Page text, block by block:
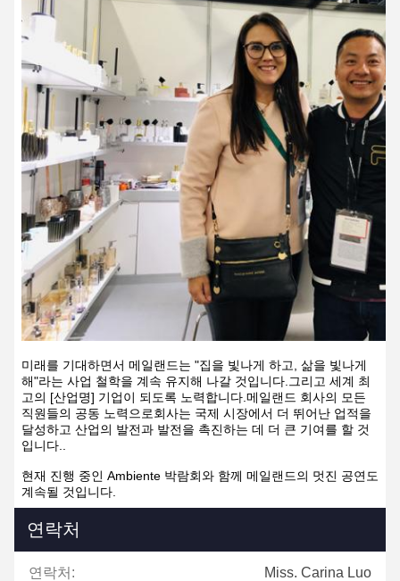
미래를 기대하면서 메일랜드는 "집을 빛나게 하고, 삶을 빛나게
해"라는 사업 철학을 계속 유지해 나갈 것입니다.그리고 세계 최
고의 [산업명] 기업이 되도록 노력합니다.메일랜드 회사의 모든
직원들의 공동 노력으로회사는 국제 시장에서 더 뛰어난 업적을
달성하고 산업의 발전과 발전을 촉진하는 데 더 큰 기여를 할 것
입니다..
현재 진행 중인 Ambiente 박람회와 함께 메일랜드의 멋진 공연도
계속될 것입니다.
연락처
연락처: Miss. Carina Luo